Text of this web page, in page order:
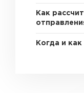
Как
Когда и